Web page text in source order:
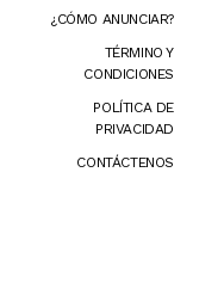
¿CÓMO ANUNCIAR?
TÉRMINO Y
CONDICIONES
POLÍTICA DE
PRIVACIDAD
CONTÁCTENOS